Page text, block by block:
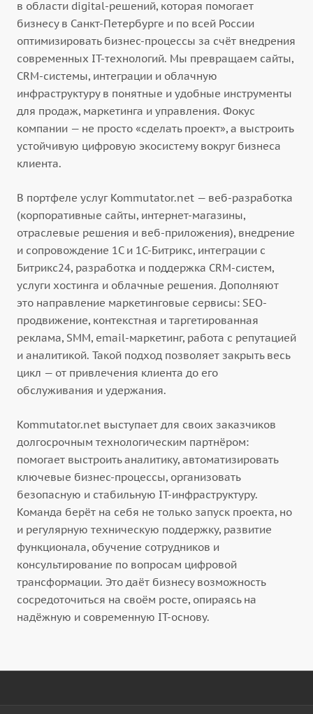
в области digital-решений, которая помогает
бизнесу в Санкт-Петербурге и по всей России
оптимизировать бизнес-процессы за счёт внедрения
современных IT-технологий. Мы превращаем сайты,
CRM-системы, интеграции и облачную
инфраструктуру в понятные и удобные инструменты
для продаж, маркетинга и управления. Фокус
компании — не просто «сделать проект», а выстроить
устойчивую цифровую экосистему вокруг бизнеса
клиента.
В портфеле услуг Kommutator.net — веб-разработка
(корпоративные сайты, интернет-магазины,
отраслевые решения и веб-приложения), внедрение
и сопровождение 1С и 1С-Битрикс, интеграции с
Битрикс24, разработка и поддержка CRM-систем,
услуги хостинга и облачные решения. Дополняют
это направление маркетинговые сервисы: SEO-
продвижение, контекстная и таргетированная
реклама, SMM, email-маркетинг, работа с репутацией
и аналитикой. Такой подход позволяет закрыть весь
цикл — от привлечения клиента до его
обслуживания и удержания.
Kommutator.net выступает для своих заказчиков
долгосрочным технологическим партнёром:
помогает выстроить аналитику, автоматизировать
ключевые бизнес-процессы, организовать
безопасную и стабильную IT-инфраструктуру.
Команда берёт на себя не только запуск проекта, но
и регулярную техническую поддержку, развитие
функционала, обучение сотрудников и
консультирование по вопросам цифровой
трансформации. Это даёт бизнесу возможность
сосредоточиться на своём росте, опираясь на
надёжную и современную IT-основу.